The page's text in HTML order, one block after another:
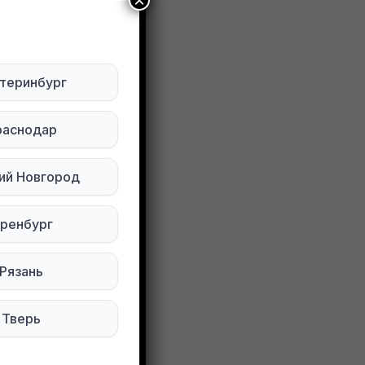
86 просмотров
Новгород
Рязань
Тверь